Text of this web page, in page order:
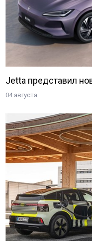
Jetta представил
04 августа